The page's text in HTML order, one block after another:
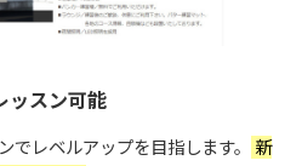
ッスン可能
でレベルアップを目指します。
新